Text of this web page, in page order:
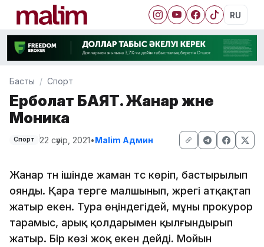
RU
Басты Спорт
Ерболат БАЯТ. Жанар және
Моника
Спорт 22 сәуір, 2021•Malim Админ
Жанар түн ішінде жаман түс көріп, бастырылып
оянды. Қара терге малшынып, жүрегі атқақтап
жатыр екен. Тура өңіндегідей, мұны прокурор
тарамыс, арық қолдарымен қылғындырып
жатыр. Бір көзі жоқ екен дейді. Мойын